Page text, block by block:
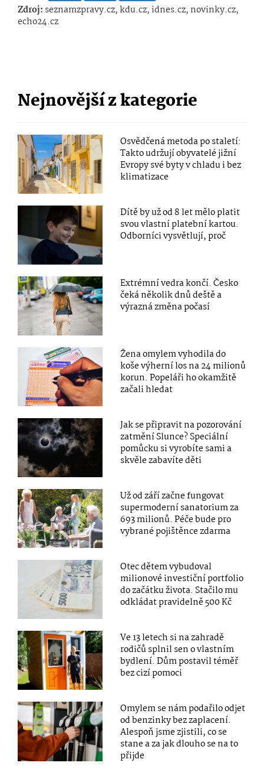
Zdroj: seznamzpravy.cz, kdu.cz, idnes.cz, novinky.cz,
echo24.cz
Nejnovější z kategorie
Osvědčená metoda po staletí:
Takto udržují obyvatelé jižní
Evropy své byty v chladu i bez
klimatizace
Dítě by už od 8 let mělo platit
svou vlastní platební kartou.
Odborníci vysvětlují, proč
Extrémní vedra končí. Česko
čeká několik dnů deště a
výrazná změna počasí
Žena omylem vyhodila do
koše výherní los na 24 milionů
korun. Popeláři ho okamžitě
začali hledat
Jak se připravit na pozorování
zatmění Slunce? Speciální
pomůcku si vyrobíte sami a
skvěle zabavíte děti
Už od září začne fungovat
supermoderní sanatorium za
693 milionů. Péče bude pro
vybrané pojištěnce zdarma
Otec dětem vybudoval
milionové investiční portfolio
do začátku života. Stačilo mu
odkládat pravidelně 500 Kč
Ve 13 letech si na zahradě
rodičů splnil sen o vlastním
bydlení. Dům postavil téměř
bez cizí pomoci
Omylem se nám podařilo odjet
od benzinky bez zaplacení.
Alespoň jsme zjistili, co se
stane a za jak dlouho se na to
přijde